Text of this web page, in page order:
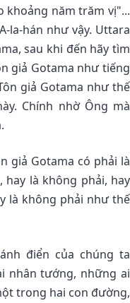
khoảng năm trăm vị"...
la-hán như vậy. Uttara
sau khi đến hãy tìm
giả Gotama như tiếng
giả Gotama như thế
Chính nhờ Ông mà
giả Gotama có phải là
hay là không phải, hay
là không phải như thế
điển của chúng ta
nhân tướng, những ai
trong hai con đường,